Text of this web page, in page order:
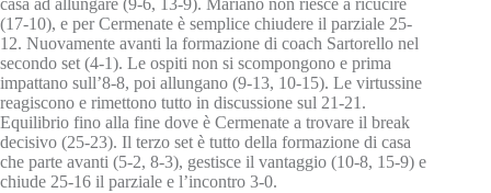
casa ad allungare (9-6, 13-9). Mariano non riesce a ricucire
(17-10), e per Cermenate è semplice chiudere il parziale 25-
12. Nuovamente avanti la formazione di coach Sartorello nel
secondo set (4-1). Le ospiti non si scompongono e prima
impattano sull’8-8, poi allungano (9-13, 10-15). Le virtussine
reagiscono e rimettono tutto in discussione sul 21-21.
Equilibrio fino alla fine dove è Cermenate a trovare il break
decisivo (25-23). Il terzo set è tutto della formazione di casa
che parte avanti (5-2, 8-3), gestisce il vantaggio (10-8, 15-9) e
chiude 25-16 il parziale e l’incontro 3-0.